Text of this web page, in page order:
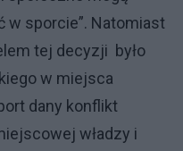
w sporcie”. Natomiast
tej decyzji było
w miejsca
dany konflikt
władzy i